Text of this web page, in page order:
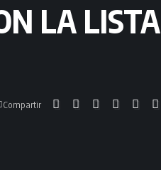
LA
Compartir